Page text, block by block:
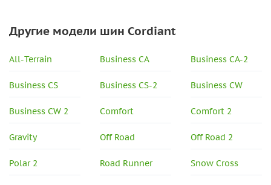
Другие модели шин Cordiant
All-Terrain Business CA Business CA-2
Business CS Business CS-2 Business CW
Business CW 2 Comfort Comfort 2
Gravity Off Road Off Road 2
Polar 2 Road Runner Snow Cross